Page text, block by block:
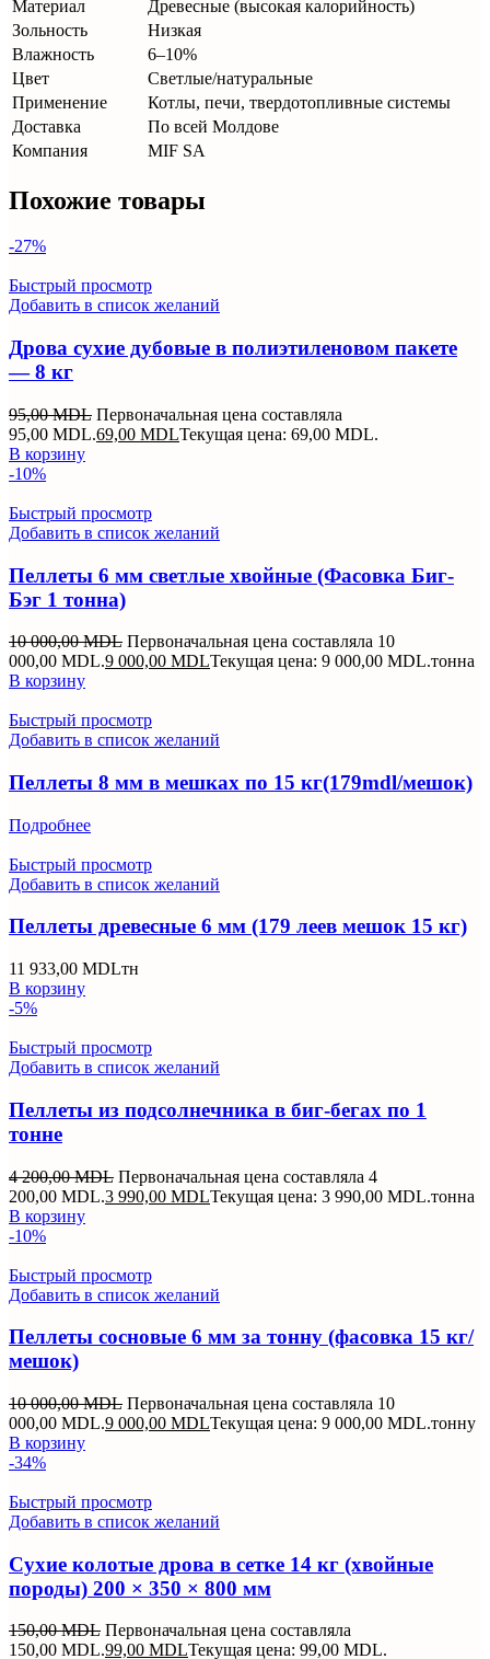
Материал
Древесные (высокая калорийность)
Зольность
Низкая
Влажность
6–10%
Цвет
Светлые/натуральные
Применение
Котлы, печи, твердотопливные системы
Доставка
По всей Молдове
Компания
MIF SA
Похожие товары
-27%
Быстрый просмотр
Добавить в список желаний
Дрова сухие дубовые в полиэтиленовом пакете
— 8 кг
95,00MDL Первоначальная цена составляла
95,00 MDL.69,00 MDLТекущая цена: 69,00 MDL.
В корзину
-10%
Быстрый просмотр
Добавить в список желаний
Пеллеты 6 мм светлые хвойные (Фасовка Биг-
Бэг 1 тонна)
10 000,00MDL Первоначальная цена составляла 10
000,00 MDL.9 000,00 MDLТекущая цена: 9 000,00 MDL.тонна
В корзину
Быстрый просмотр
Добавить в список желаний
Пеллеты 8 мм в мешках по 15 кг(179mdl/мешок)
Подробнее
Быстрый просмотр
Добавить в список желаний
Пеллеты древесные 6 мм (179 леев мешок 15 кг)
11 933,00 MDLтн
В корзину
-5%
Быстрый просмотр
Добавить в список желаний
Пеллеты из подсолнечника в биг-бегах по 1
тонне
4 200,00MDL Первоначальная цена составляла 4
200,00 MDL.3 990,00 MDLТекущая цена: 3 990,00 MDL.тонна
В корзину
-10%
Быстрый просмотр
Добавить в список желаний
Пеллеты сосновые 6 мм за тонну (фасовка 15 кг/
мешок)
10 000,00MDL Первоначальная цена составляла 10
000,00 MDL.9 000,00 MDLТекущая цена: 9 000,00 MDL.тонну
В корзину
-34%
Быстрый просмотр
Добавить в список желаний
Сухие колотые дрова в сетке 14 кг (хвойные
породы) 200 × 350 × 800 мм
150,00MDL Первоначальная цена составляла
150,00 MDL.99,00 MDLТекущая цена: 99,00 MDL.